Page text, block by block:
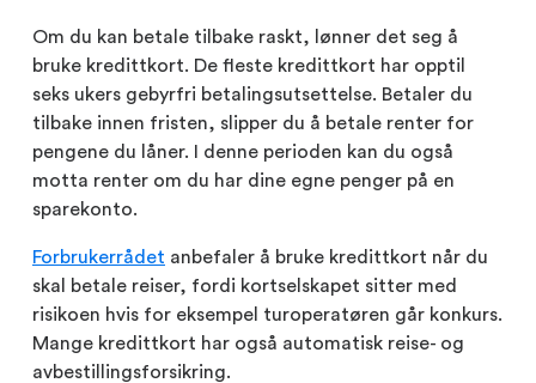
Om du kan betale tilbake raskt, lønner det seg å
bruke kredittkort. De fleste kredittkort har opptil
seks ukers gebyrfri betalingsutsettelse. Betaler du
tilbake innen fristen, slipper du å betale renter for
pengene du låner. I denne perioden kan du også
motta renter om du har dine egne penger på en
sparekonto.
Forbrukerrådet anbefaler å bruke kredittkort når du
skal betale reiser, fordi kortselskapet sitter med
risikoen hvis for eksempel turoperatøren går konkurs.
Mange kredittkort har også automatisk reise- og
avbestillingsforsikring.